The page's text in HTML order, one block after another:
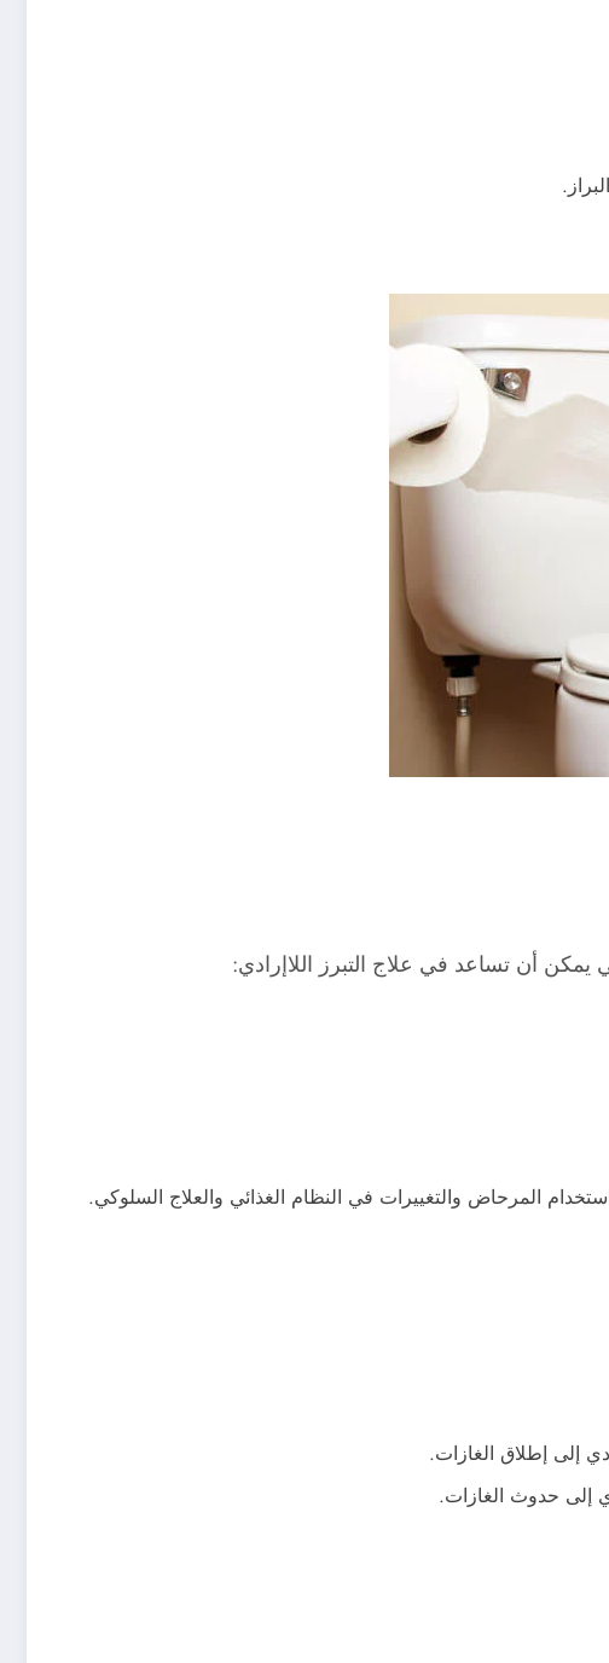
أن تساعد في علاج التبرز اللاإرادي:
المرحاض والتغييرات في النظام الغذائي والعلاج السلوكي.
إلى إطلاق الغازات.
إلى حدوث الغازات.